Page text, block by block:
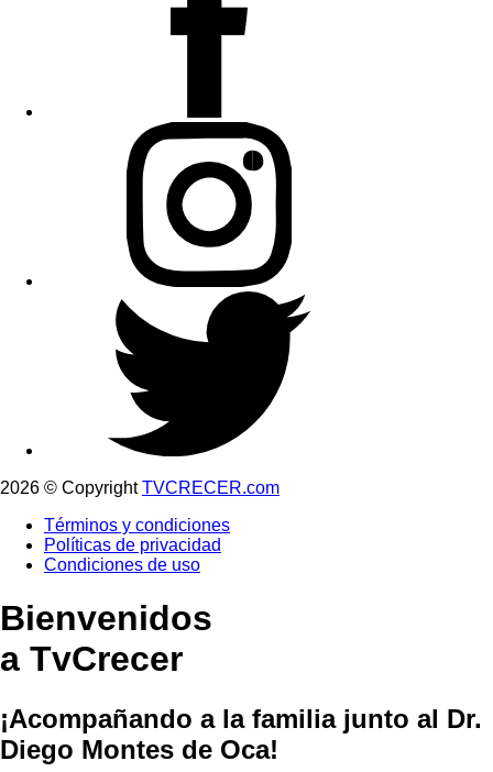
2026 © CopyrightTVCRECER.com
Términos y condiciones
Políticas de privacidad
Condiciones de uso
Bienvenidos
a TvCrecer
¡Acompañando a la familia junto al Dr.
Diego Montes de Oca!